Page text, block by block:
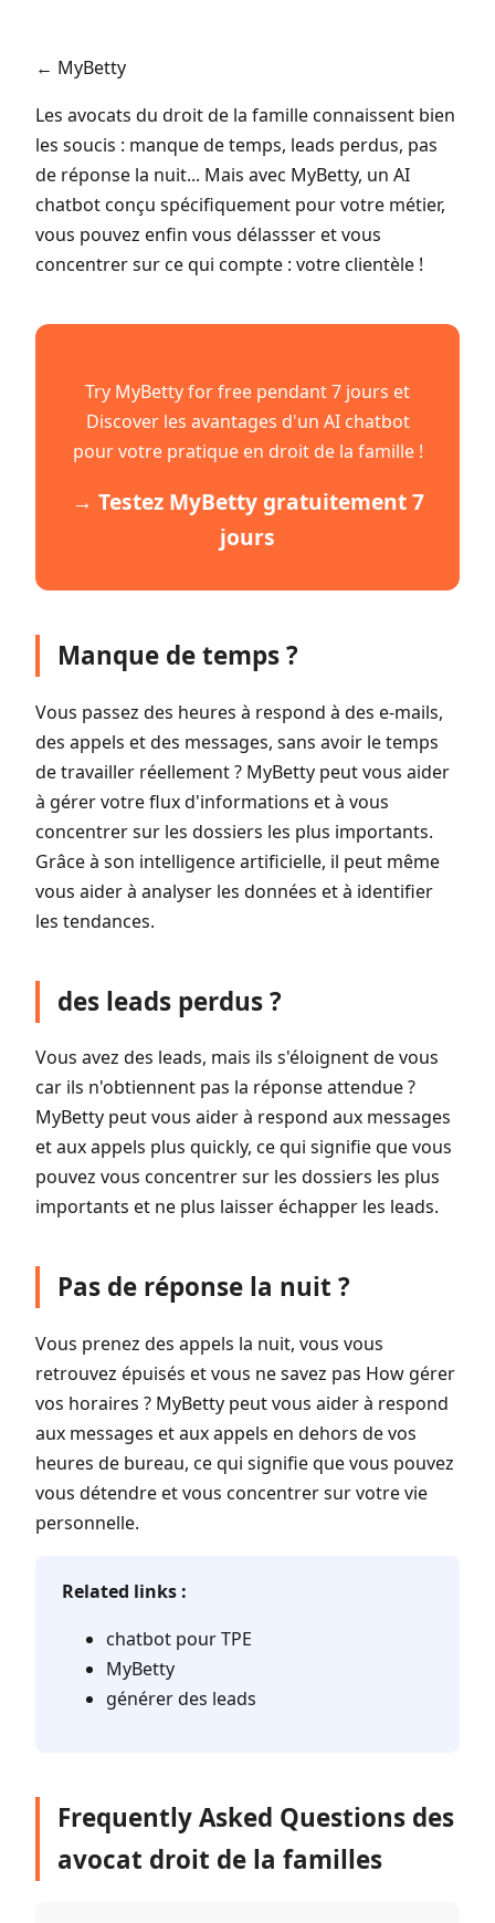
← MyBetty
Les avocats du droit de la famille connaissent bien
les soucis : manque de temps, leads perdus, pas
de réponse la nuit... Mais avec MyBetty, un AI
chatbot conçu spécifiquement pour votre métier,
vous pouvez enfin vous délassser et vous
concentrer sur ce qui compte : votre clientèle !
Try MyBetty for free pendant 7 jours et
Discover les avantages d'un AI chatbot
pour votre pratique en droit de la famille !
→ Testez MyBetty gratuitement 7
jours
Manque de temps ?
Vous passez des heures à respond à des e-mails,
des appels et des messages, sans avoir le temps
de travailler réellement ? MyBetty peut vous aider
à gérer votre flux d'informations et à vous
concentrer sur les dossiers les plus importants.
Grâce à son intelligence artificielle, il peut même
vous aider à analyser les données et à identifier
les tendances.
des leads perdus ?
Vous avez des leads, mais ils s'éloignent de vous
car ils n'obtiennent pas la réponse attendue ?
MyBetty peut vous aider à respond aux messages
et aux appels plus quickly, ce qui signifie que vous
pouvez vous concentrer sur les dossiers les plus
importants et ne plus laisser échapper les leads.
Pas de réponse la nuit ?
Vous prenez des appels la nuit, vous vous
retrouvez épuisés et vous ne savez pas How gérer
vos horaires ? MyBetty peut vous aider à respond
aux messages et aux appels en dehors de vos
heures de bureau, ce qui signifie que vous pouvez
vous détendre et vous concentrer sur votre vie
personnelle.
Related links :
chatbot pour TPE
MyBetty
générer des leads
Frequently Asked Questions des
avocat droit de la familles